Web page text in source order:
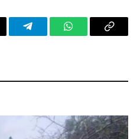
TelegramWhatsAppCopy